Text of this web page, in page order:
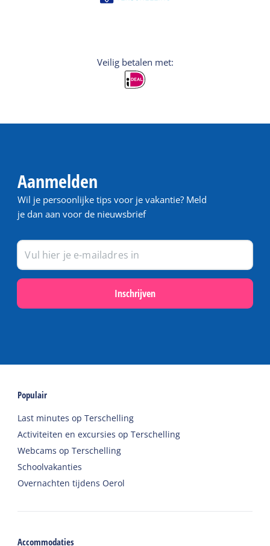
Veilig betalen met:
Aanmelden
Wil je persoonlijke tips voor je vakantie? Meld
je dan aan voor de nieuwsbrief
Inschrijven
Populair
Last minutes op Terschelling
Activiteiten en excursies op Terschelling
Webcams op Terschelling
Schoolvakanties
Overnachten tijdens Oerol
Accommodaties